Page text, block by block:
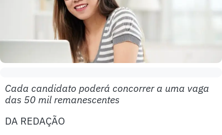
Cada candidato poderá concorrer a uma vaga
das 50 mil remanescentes
DA REDAÇÃO